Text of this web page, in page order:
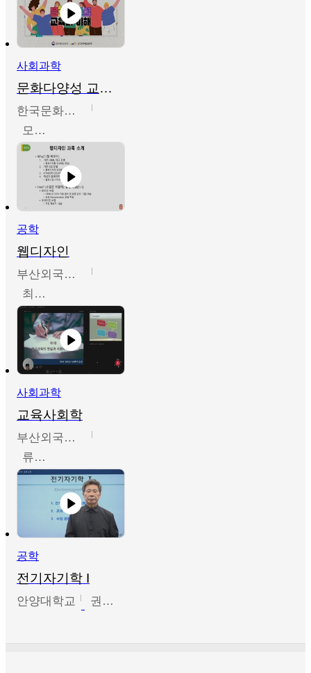
사회과학
문화다양성 교육의 이해
한국문화예술교육진흥원
모경환,성상환,정문성
공학
웹디자인
부산외국어대학교
최진오
사회과학
교육사회학
부산외국어대학교
류영철
공학
전기자기학 I
안양대학교 권원현